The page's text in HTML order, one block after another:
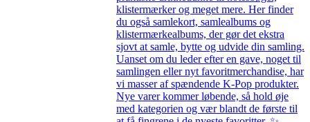
klistermærker og meget mere. Her finder
du også samlekort, samlealbums og
klistermærkealbums, der gør det ekstra
sjovt at samle, bytte og udvide din samling.
Uanset om du leder efter en gave, noget til
samlingen eller nyt favoritmerchandise, har
vi masser af spændende K-Pop produkter.
Nye varer kommer løbende, så hold øje
med kategorien og vær blandt de første til